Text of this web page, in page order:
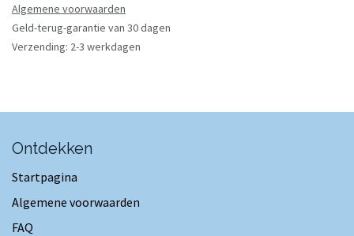
Algemene voorwaarden
Geld-terug-garantie van 30 dagen
Verzending: 2-3 werkdagen
Ontdekken
Startpagina
Algemene voorwaarden
FAQ